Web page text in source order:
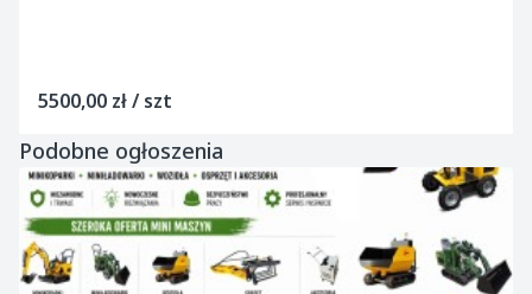
5500,00 zł / szt
Podobne ogłoszenia